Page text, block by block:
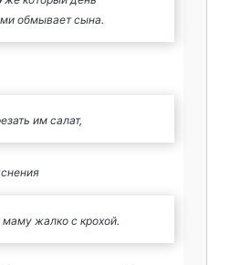
обмывает сына.
им салат,
жалко с крохой.